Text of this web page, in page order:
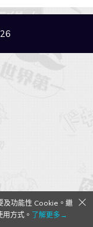
及功能性 Cookie。繼
方式。 了解更多→